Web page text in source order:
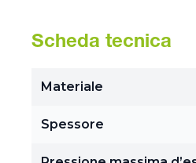
Scheda tecnica
Materiale
Spessore